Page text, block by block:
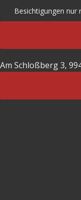
Besichtigungen nur
Am Schloßberg 3,